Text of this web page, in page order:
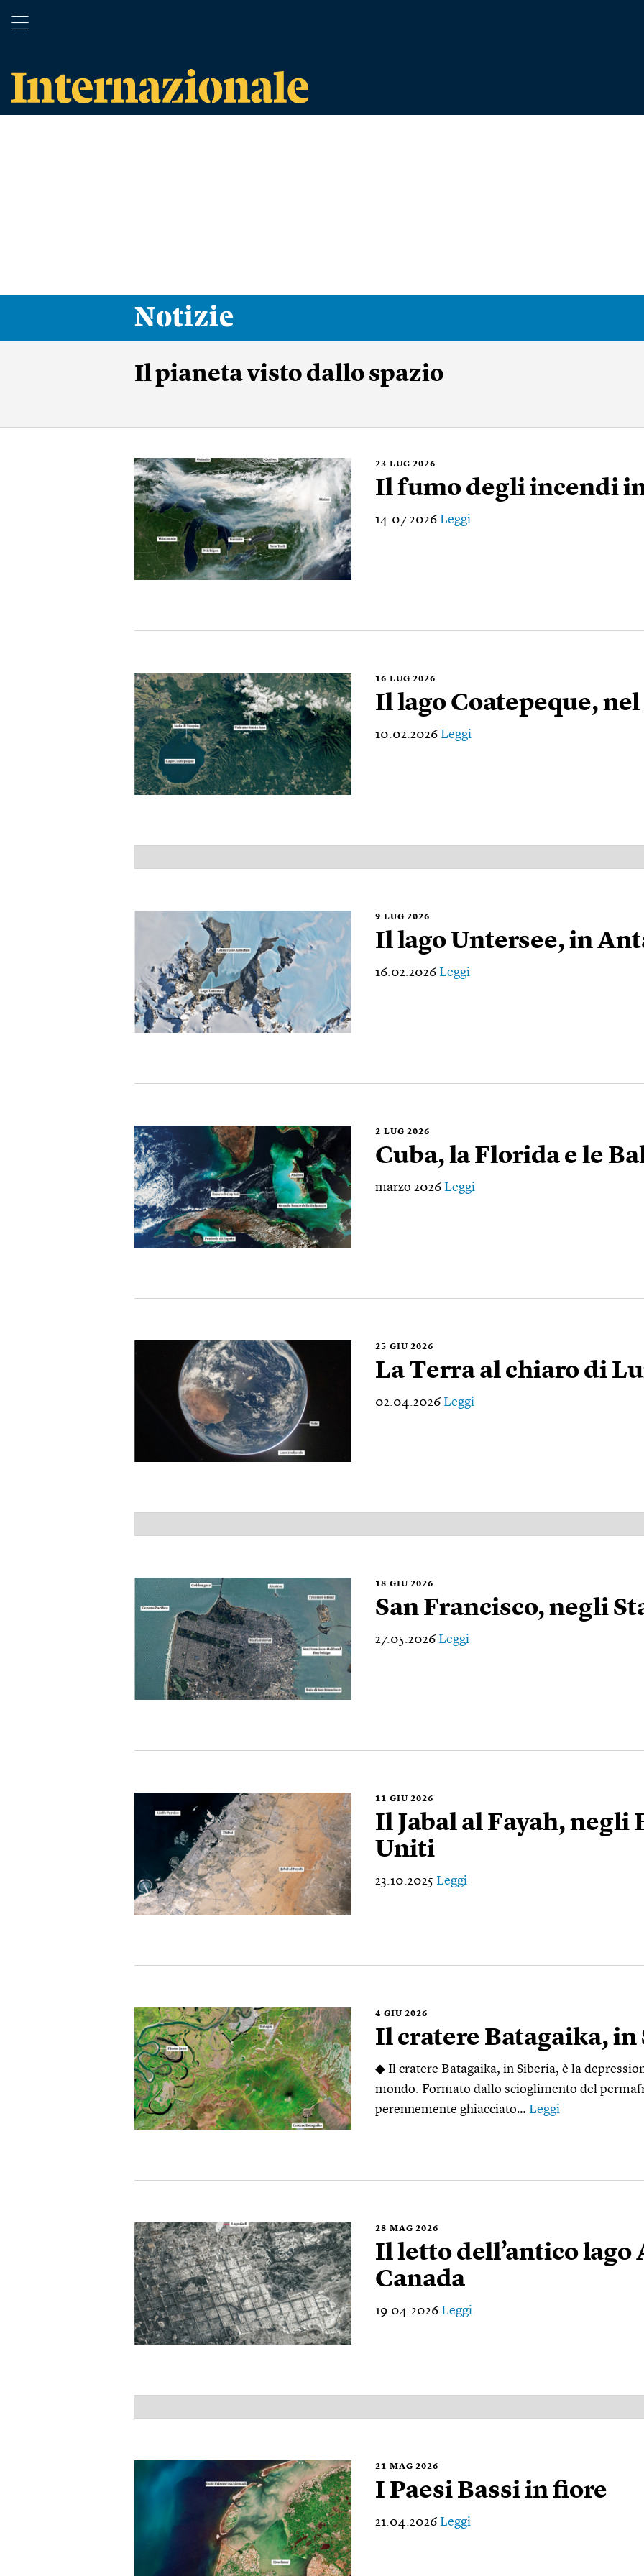
Notizie
Il pianeta visto dallo spazio
23 LUG 2026
Il fumo degli incendi
14.07.2026 Leggi
16 LUG 2026
Il lago Coatepeque,
10.02.2026 Leggi
9 LUG 2026
Il lago Untersee, in
16.02.2026 Leggi
2 LUG 2026
Cuba, la Florida e le
marzo 2026 Leggi
25 GIU 2026
La Terra al chiaro di
02.04.2026 Leggi
18 GIU 2026
San Francisco, negli
27.05.2026 Leggi
11 GIU 2026
Il Jabal al Fayah,
Uniti
23.10.2025 Leggi
4 GIU 2026
Il cratere Batagaika, in
◆ Il cratere Batagaika, in Siberia, è la
mondo. Formato dallo scioglimento del
perennemente ghiacciato… Leggi
28 MAG 2026
Il letto dell’antico lago
Canada
19.04.2026 Leggi
21 MAG 2026
I Paesi Bassi in fiore
21.04.2026 Leggi